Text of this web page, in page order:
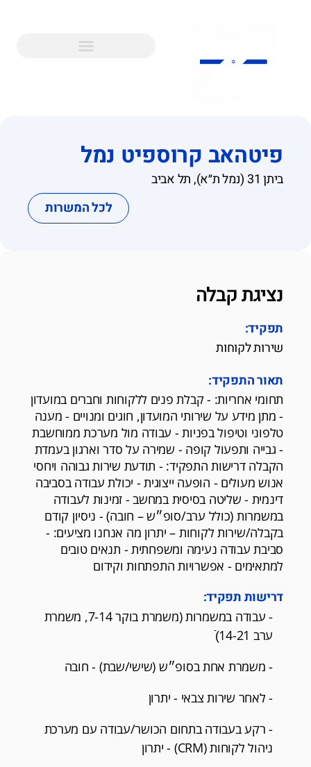
פיטהאב קרוספיט נמל
ביתן 31 (נמל ת״א)
, תל אביב
לכל המשרות
נציגת קבלה
תפקיד:
שירות לקוחות
תאור התפקיד:
תחומי אחריות: - קבלת פנים ללקוחות וחברים במועדון
- מתן מידע על שירותי המועדון, חוגים ומנויים - מענה
טלפוני וטיפול בפניות - עבודה מול מערכת ממוחשבת
- גבייה ותפעול קופה - שמירה על סדר וארגון בעמדת
הקבלה דרישות התפקיד: - תודעת שירות גבוהה ויחסי
אנוש מעולים - הופעה ייצוגית - יכולת עבודה בסביבה
דינמית - שליטה בסיסית במחשב - זמינות לעבודה
במשמרות (כולל ערב/סופ״ש – חובה) - ניסיון קודם
בקבלה/שירות לקוחות – יתרון מה אנחנו מציעים: -
סביבת עבודה נעימה ומשפחתית - תנאים טובים
למתאימים - אפשרויות התפתחות וקידום
דרישות תפקיד:
- עבודה במשמרות (משמרת בוקר 7-14, משמרת
ערב 14-21)ֿ
- משמרת אחת בסופ״ש (שישי/שבת) - חובה
- לאחר שירות צבאי - יתרון
- רקע בעבודה בתחום הכושר/עבודה עם מערכת
ניהול לקוחות (CRM) - יתרון